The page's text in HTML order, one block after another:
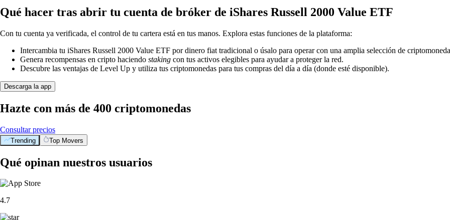
Qué hacer tras abrir tu cuenta de bróker de iShares Russell 2000 Value ETF
Con tu cuenta ya verificada, el control de tu cartera está en tus manos. Explora estas funciones de la plataforma:
Intercambia tu iShares Russell 2000 Value ETF por dinero fiat tradicional o úsalo para operar con una amplia selección de
Genera recompensas en cripto haciendo staking con tus activos elegibles para ayudar a proteger la red.
Descubre las ventajas de Level Up y utiliza tus criptomonedas para tus compras del día a día (donde esté disponible).
Descarga la app
Hazte con más de 400 criptomonedas
Consultar precios
Trending Top Movers
Qué opinan nuestros usuarios
4.7